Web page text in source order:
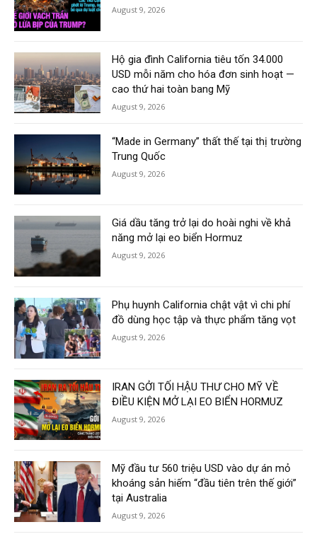
August 9, 2026
Hộ gia đình California tiêu tốn 34.000
USD mỗi năm cho hóa đơn sinh hoạt —
cao thứ hai toàn bang Mỹ
August 9, 2026
“Made in Germany” thất thế tại thị trường
Trung Quốc
August 9, 2026
Giá dầu tăng trở lại do hoài nghi về khả
năng mở lại eo biển Hormuz
August 9, 2026
Phụ huynh California chật vật vì chi phí
đồ dùng học tập và thực phẩm tăng vọt
August 9, 2026
IRAN GỞI TỐI HẬU THƯ CHO MỸ VỀ
ĐIỀU KIỆN MỞ LẠI EO BIỂN HORMUZ
August 9, 2026
Mỹ đầu tư 560 triệu USD vào dự án mỏ
khoáng sản hiếm “đầu tiên trên thế giới”
tại Australia
August 9, 2026